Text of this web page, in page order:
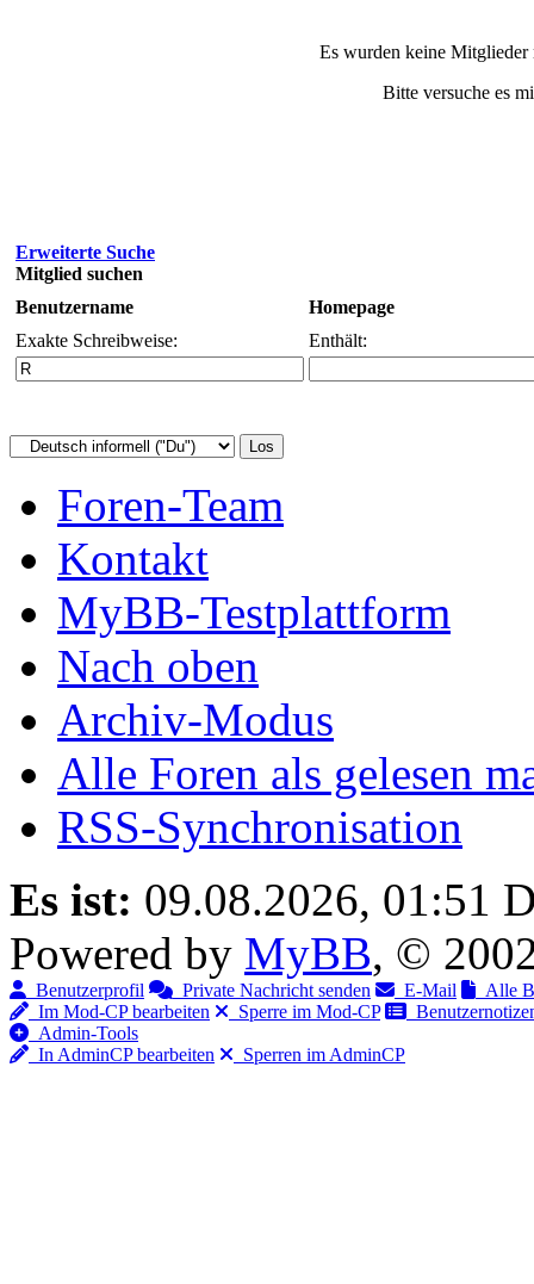
Es wurden keine Mitglieder
Bitte versuche es
Erweiterte Suche
Mitglied suchen
Benutzername
Homepage
Exakte Schreibweise:
Enthält:
Foren-Team
Kontakt
MyBB-Testplattform
Nach oben
Archiv-Modus
Alle Foren als gelesen
RSS-Synchronisation
Es ist: 09.08.2026, 01:51
Powered by MyBB, ©
Benutzerprofil Private Nachricht senden E-Mail
Alle
Im Mod-CP bearbeiten
Sperre im Mod-CP
Admin-Tools
In AdminCP bearbeiten
Sperren im AdminCP